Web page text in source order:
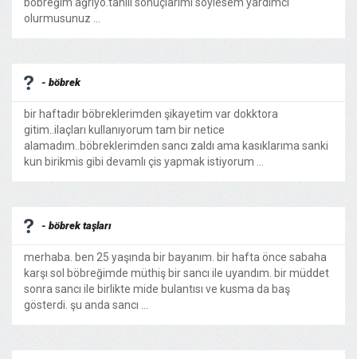
olurmusunuz ...
- böbrek
bir haftadır böbreklerimden şikayetim var dokktora
gitim..ilaçları kullanıyorum tam bir netice
alamadım..böbreklerimden sancı zaldı ama kasıklarıma sanki
kun birikmis gibi devamlı çis yapmak istiyorum ...
- böbrek taşları
merhaba. ben 25 yaşında bir bayanım. bir hafta önce sabaha
karşı sol böbreğimde müthiş bir sancı ile uyandım. bir müddet
sonra sancı ile birlikte mide bulantısı ve kusma da baş
gösterdi. şu anda sancı ...